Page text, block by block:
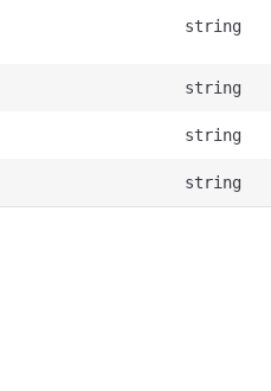
string
string
string
string